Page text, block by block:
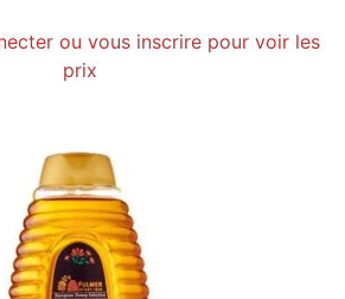
ou vous inscrire pour voir les
prix